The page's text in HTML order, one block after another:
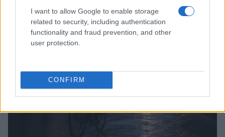
I want to allow Google to enable storage
related to security, including authentication
functionality and fraud prevention, and other
user protection.
CONFIRM